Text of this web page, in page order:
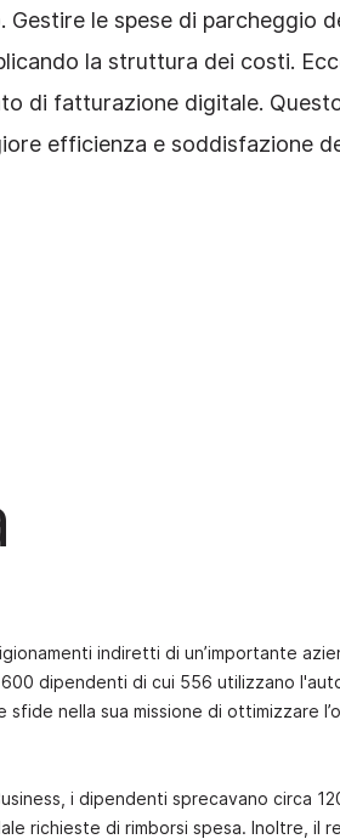
le spese di parcheggio
la struttura dei costi.
di fatturazione digitale.
efficienza e soddisfazione
indiretti di un’importante
dipendenti di cui 556 utilizzano
nella sua missione di ottimizzare
i dipendenti sprecavano circa
richieste di rimborsi spesa. Inoltre, il